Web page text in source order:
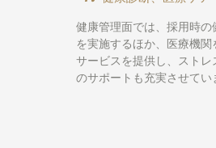
健康管理面では、採用時
を実施するほか、医療機
サービスを提供し、スト
のサポートも充実させてい